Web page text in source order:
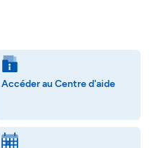
Accéder au Centre d'aide